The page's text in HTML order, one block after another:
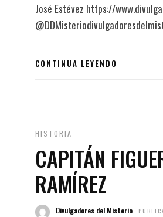
José Estévez https://
CONTINUA LEYENDO
HISTORIA
CAPITÁN
RAMÍREZ
Divulgadores del Misterio